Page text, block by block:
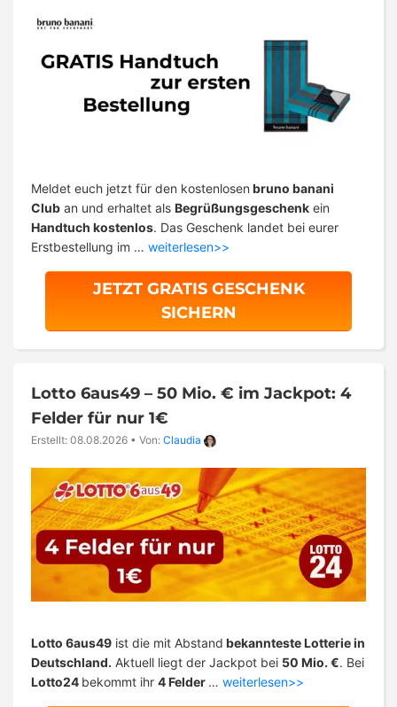
Meldet euch jetzt für den kostenlosen bruno banani
Club an und erhaltet als Begrüßungsgeschenk ein
Handtuch kostenlos. Das Geschenk landet bei eurer
Erstbestellung im … weiterlesen>>
JETZT GRATIS GESCHENK
SICHERN
Lotto 6aus49 – 50 Mio. € im Jackpot: 4
Felder für nur 1€
Erstellt: 08.08.2026 • Von: Claudia
Lotto 6aus49 ist die mit Abstand bekannteste Lotterie in
Deutschland. Aktuell liegt der Jackpot bei 50 Mio. €. Bei
Lotto24 bekommt ihr 4 Felder … weiterlesen>>